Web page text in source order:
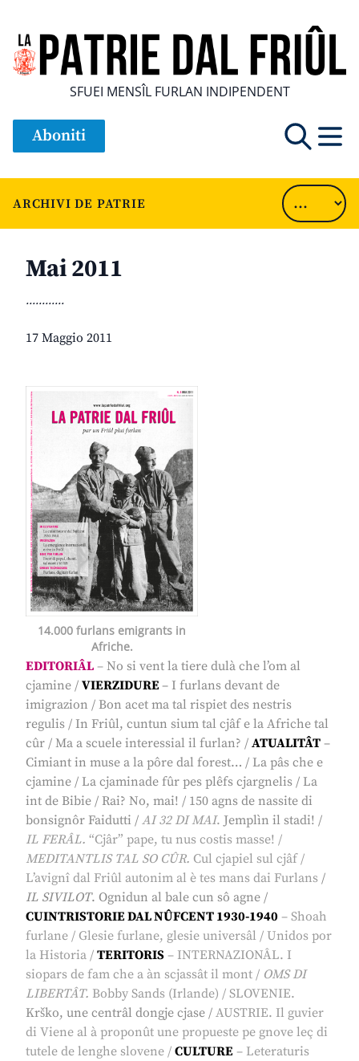
SFUEI MENSÎL FURLAN INDIPENDENT
Aboniti
ARCHIVI DE PATRIE
Mai 2011
............
17 Maggio 2011
14.000 furlans emigrants in
Afriche.
EDITORIÂL – No si vent la tiere dulà che l’om al
cjamine / VIERZIDURE – I furlans devant de
imigrazion / Bon acet ma tal rispiet des nestris
regulis / In Friûl, cuntun sium tal cjâf e la Afriche tal
cûr / Ma a scuele interessial il furlan? / ATUALITÂT –
Cimiant in muse a la pôre dal forest… / La pâs che e
cjamine / La cjaminade fûr pes plêfs cjargnelis / La
int de Bibie / Rai? No, mai! / 150 agns de nassite di
bonsignôr Faidutti / AI 32 DI MAI. Jemplìn il stadi! /
IL FERÂL. “Cjâr” pape, tu nus costis masse! /
MEDITANTLIS TAL SO CÛR. Cul cjapiel sul cjâf/
L’avignî dal Friûl autonim al è tes mans dai Furlans /
IL SIVILOT. Ognidun al bale cun sô agne /
CUINTRISTORIE DAL NÛFCENT 1930-1940 – Shoah
furlane / Glesie furlane, glesie universâl / Unidos por
la Historia / TERITORIS – INTERNAZIONÂL. I
siopars de fam che a àn scjassât il mont / OMS DI
LIBERTÂT. Bobby Sands (Irlande) / SLOVENIE.
Krško, une centrâl dongje cjase / AUSTRIE. Il guvier
di Viene al à proponût une propueste pe gnove leç di
tutele de lenghe slovene / CULTURE – Leteraturis